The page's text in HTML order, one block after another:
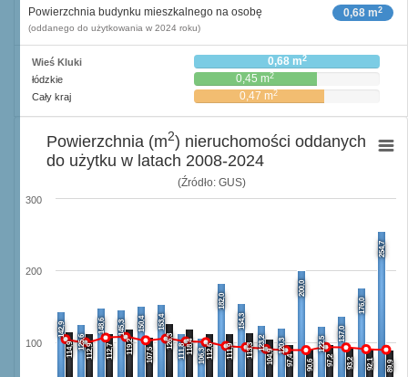
0,68 m2
Powierzchnia budynku mieszkalnego na osobę
(oddanego do użytkowania w 2024 roku)
Wieś Kluki 0,68 m2
łódzkie 0,45 m2
Cały kraj 0,47 m2
(Źródło: GUS)
142,9
125,6
148,6 145,3 150,4
153,4
111,8
106,3
182,0
154,3
123,2
120,3
200,0
122,5
137,0
176,0
254,7
114,9 112,9 112,7 119,2 107,5
126,3 118,4 112,6 111,9 113,3 104,9 97,4 90,6 97,2 93,2 92,1 89,9
100
200
300
Powierzchnia (m2) nieruchomości oddanych
do użytku w latach 2008-2024